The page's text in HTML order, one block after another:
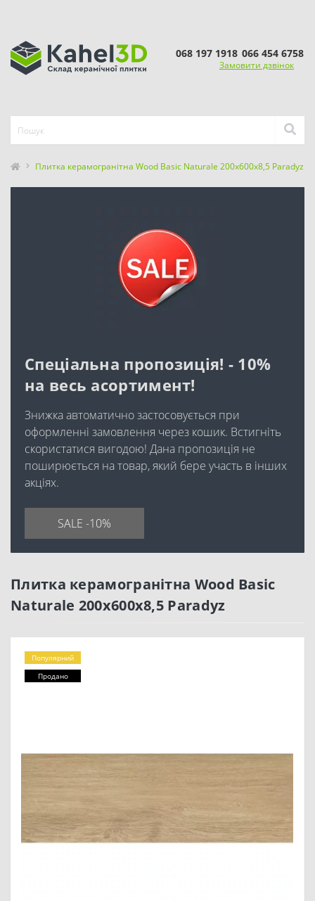
068 197 1918 066 454 6758
Замовити дзвінок
Плитка керамогранітна Wood Basic Naturale 200x600x8,5 Paradyz
Спеціальна пропозиція! - 10%
на весь асортимент!
Знижка автоматично застосовується при
оформленні замовлення через кошик. Встигніть
скористатися вигодою! Дана пропозиція не
поширюється на товар, який бере участь в інших
акціях.
SALE -10%
Плитка керамогранітна Wood Basic
Naturale 200x600x8,5 Paradyz
Популярний
Продано